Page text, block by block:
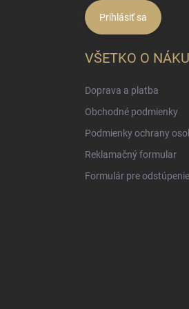
Prihlásiť sa
VŠETKO O
Doprava a platba
Obchodné podmienky
Podmienky ochrany
Reklamačný formular
Formulár pre